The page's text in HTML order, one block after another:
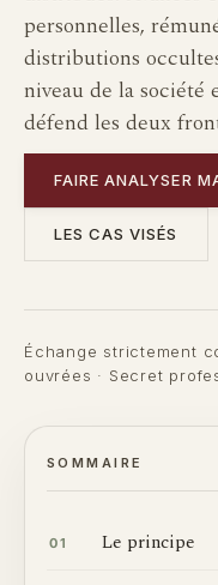
personnelles,
distributions
niveau de la société
défend les deux
FAIRE ANALYSER
LES CAS VISÉS
Échange strictement
ouvrées · Secret
SOMMAIRE
01 Le principe